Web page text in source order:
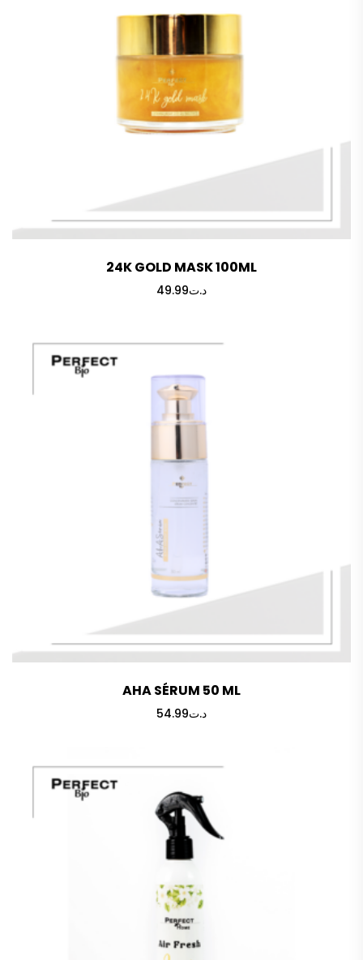
24K GOLD MASK 100ML
د.ت49.99
AHA SÉRUM 50 ML
د.ت54.99